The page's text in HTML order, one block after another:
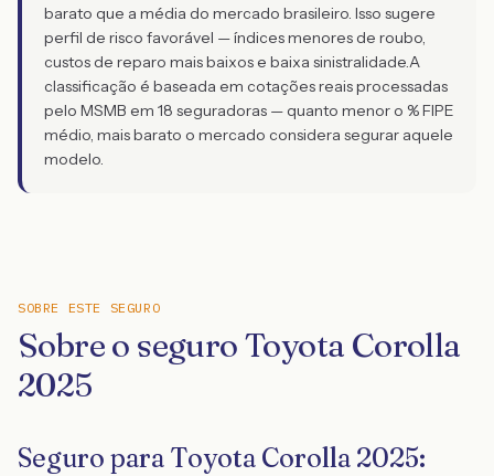
barato que a média do mercado brasileiro. Isso sugere
perfil de risco favorável — índices menores de roubo,
custos de reparo mais baixos e baixa sinistralidade.A
classificação é baseada em cotações reais processadas
pelo MSMB em 18 seguradoras — quanto menor o % FIPE
médio, mais barato o mercado considera segurar aquele
modelo.
SOBRE ESTE SEGURO
Sobre o seguro Toyota Corolla
2025
Seguro para Toyota Corolla 2025: